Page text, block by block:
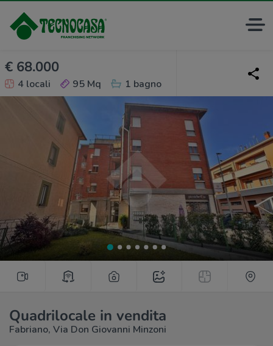
€ 68.000
4 locali 95 Mq 1 bagno
Quadrilocale in vendita
Fabriano, Via Don Giovanni Minzoni